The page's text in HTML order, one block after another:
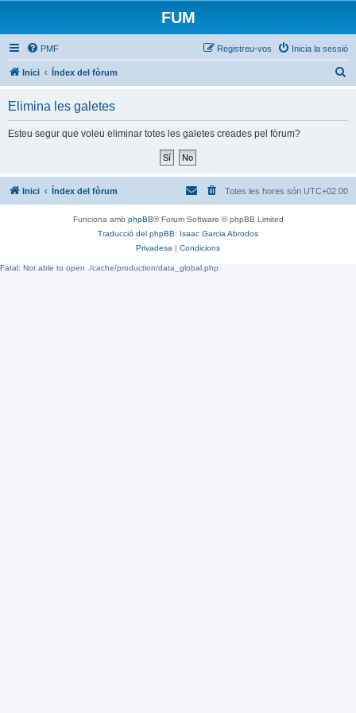
FUM
PMF Inicia la sessió
Registreu-vos
Inici Índex del fòrum
Elimina les galetes
Esteu segur que voleu eliminar totes les galetes creades pel fòrum?
Inici Índex del fòrum Totes les hores són UTC+02:00
Funciona amb phpBB® Forum Software © phpBB Limited
Traducció del phpBB: Isaac Garcia Abrodos
Privadesa | Condicions
Fatal: Not able to open ./cache/production/data_global.php